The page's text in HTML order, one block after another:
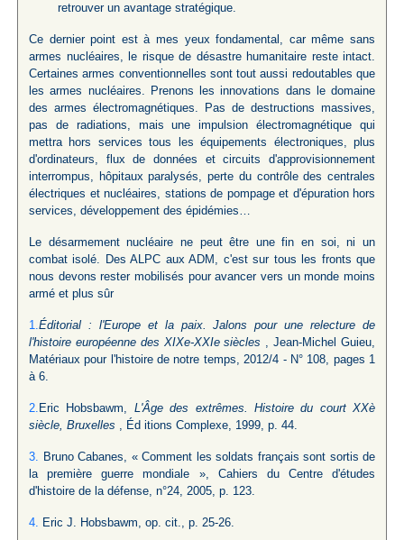
retrouver un avantage stratégique.
Ce dernier point est à mes yeux fondamental, car même sans
armes nucléaires, le risque de désastre humanitaire reste intact.
Certaines armes conventionnelles sont tout aussi redoutables que
les armes nucléaires. Prenons les innovations dans le domaine
des armes électromagnétiques. Pas de destructions massives,
pas de radiations, mais une impulsion électromagnétique qui
mettra hors services tous les équipements électroniques, plus
d'ordinateurs, flux de données et circuits d'approvisionnement
interrompus, hôpitaux paralysés, perte du contrôle des centrales
électriques et nucléaires, stations de pompage et d'épuration hors
services, développement des épidémies…
Le désarmement nucléaire ne peut être une fin en soi, ni un
combat isolé. Des ALPC aux ADM, c'est sur tous les fronts que
nous devons rester mobilisés pour avancer vers un monde moins
armé et plus sûr
1.Éditorial : l'Europe et la paix. Jalons pour une relecture de
l'histoire européenne des XIXe-XXIe siècles , Jean-Michel Guieu,
Matériaux pour l'histoire de notre temps, 2012/4 - N° 108, pages 1
à 6.
2. Eric Hobsbawm, L'Âge des extrêmes. Histoire du court XXè
siècle, Bruxelles , Éd itions Complexe, 1999, p. 44.
3. Bruno Cabanes, « Comment les soldats français sont sortis de
la première guerre mondiale », Cahiers du Centre d'études
d'histoire de la défense, n°24, 2005, p. 123.
4. Eric J. Hobsbawm, op. cit., p. 25-26.